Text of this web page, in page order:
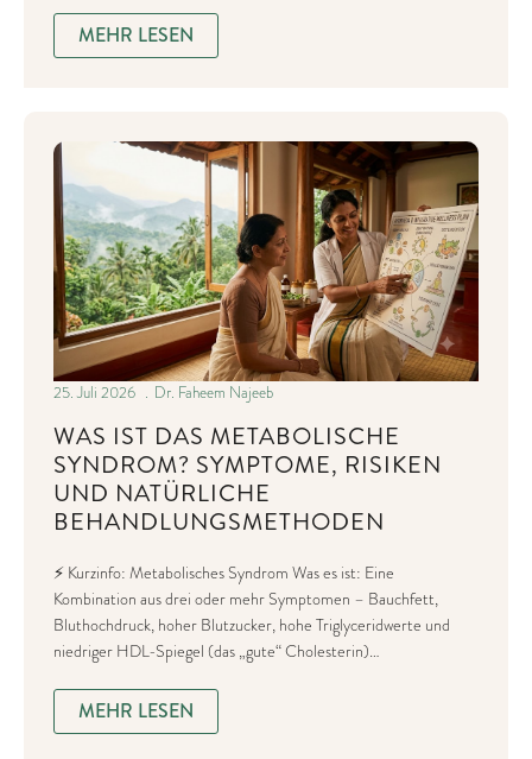
MEHR LESEN
WAS IST DAS METABOLISCHE
SYNDROM? SYMPTOME, RISIKEN
UND NATÜRLICHE
BEHANDLUNGSMETHODEN
25. Juli 2026 Dr. Faheem Najeeb
⚡ Kurzinfo: Metabolisches Syndrom Was es ist: Eine
Kombination aus drei oder mehr Symptomen – Bauchfett,
Bluthochdruck, hoher Blutzucker, hohe Triglyceridwerte und
niedriger HDL-Spiegel (das „gute“ Cholesterin)…
MEHR LESEN